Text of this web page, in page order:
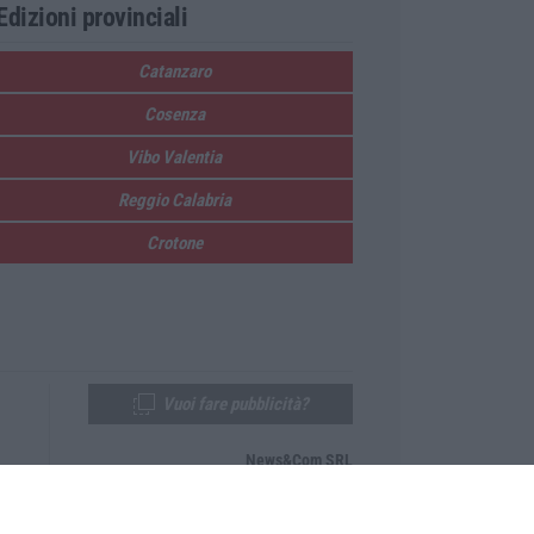
provinciali
Catanzaro
Cosenza
Vibo Valentia
Reggio Calabria
Crotone
News&Com SRL